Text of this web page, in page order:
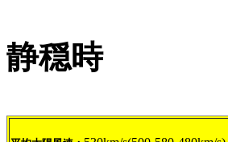
静穏時